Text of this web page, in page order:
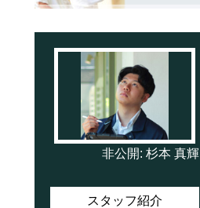
非公開: 杉本 真輝
スタッフ紹介